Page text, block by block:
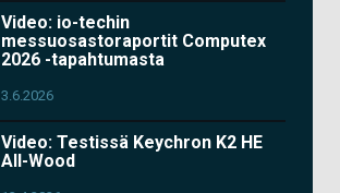
Video: io-techin
messuosastoraportit Computex
2026 -tapahtumasta
3.6.2026
Video: Testissä Keychron K2 HE
All-Wood